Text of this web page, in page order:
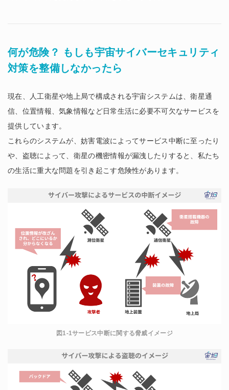
何が危険？ もしも宇宙サイバーセキュリティ
対策を整備しなかったら
現在、人工衛星や地上局で構成される宇宙システムは、衛星通
信、位置情報、気象情報など日常生活に必要不可欠なサービスを
提供しています。
これらのシステムが、妨害電波によってサービス中断に至ったり
や、盗聴によって、衛星の機密情報が漏洩したりすると、私たち
の生活に重大な問題を引き起こす危険性があります。
図1-1サービス中断に関する脅威イメージ